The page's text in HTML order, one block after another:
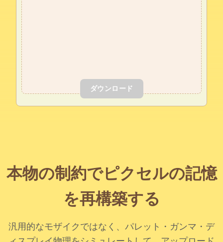
ヴィンテージフィルム風
ダウンロード
本物の制約でピクセルの記憶
を再構築する
汎用的なモザイクではなく、パレット・ガンマ・デ